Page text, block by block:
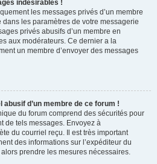
indésirables !
les messages privés d’un membre
les paramètres de votre messagerie
privés abusifs d’un membre en
aux modérateurs. Ce dernier a la
un membre d’envoyer des messages
abusif d’un membre de ce forum !
du forum comprend des sécurités pour
de tels messages. Envoyez à
du courriel reçu. Il est très important
des informations sur l’expéditeur du
prendre les mesures nécessaires.